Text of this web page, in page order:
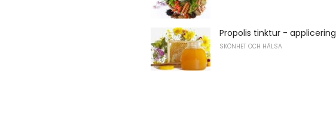
Propolis tinktur - applicering
SKÖNHET OCH HÄLSA